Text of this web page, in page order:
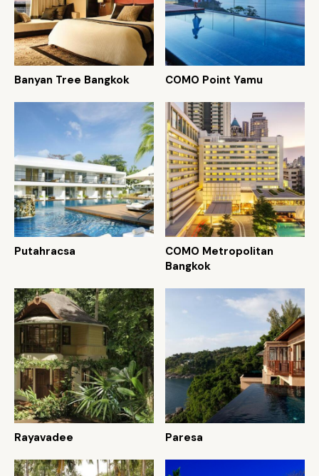
Banyan Tree Bangkok COMO Point Yamu
Putahracsa
COMO Metropolitan
Bangkok
Rayavadee Paresa